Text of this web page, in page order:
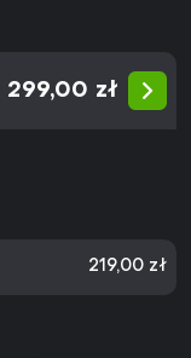
299,00 zł
219,00 zł